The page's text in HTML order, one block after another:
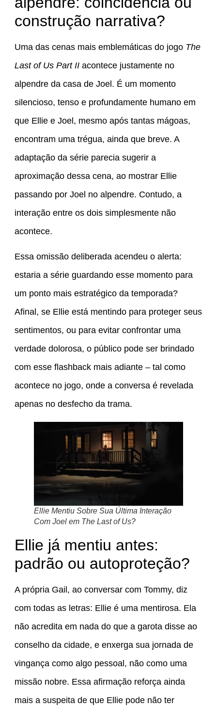
construção narrativa?
Uma das cenas mais emblemáticas do jogo The
Last of Us Part II acontece justamente no
alpendre da casa de Joel. É um momento
silencioso, tenso e profundamente humano em
que Ellie e Joel, mesmo após tantas mágoas,
encontram uma trégua, ainda que breve. A
adaptação da série parecia sugerir a
aproximação dessa cena, ao mostrar Ellie
passando por Joel no alpendre. Contudo, a
interação entre os dois simplesmente não
acontece.
Essa omissão deliberada acendeu o alerta:
estaria a série guardando esse momento para
um ponto mais estratégico da temporada?
Afinal, se Ellie está mentindo para proteger seus
sentimentos, ou para evitar confrontar uma
verdade dolorosa, o público pode ser brindado
com esse flashback mais adiante – tal como
acontece no jogo, onde a conversa é revelada
apenas no desfecho da trama.
Ellie Mentiu Sobre Sua Última Interação
Com Joel em The Last of Us?
Ellie já mentiu antes:
padrão ou autoproteção?
A própria Gail, ao conversar com Tommy, diz
com todas as letras: Ellie é uma mentirosa. Ela
não acredita em nada do que a garota disse ao
conselho da cidade, e enxerga sua jornada de
vingança como algo pessoal, não como uma
missão nobre. Essa afirmação reforça ainda
mais a suspeita de que Ellie pode não ter